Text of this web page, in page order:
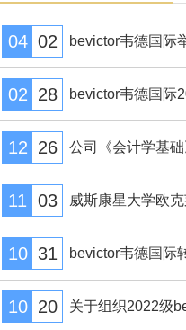
04 02 bevictor韦德国际
02 28 bevictor韦德国际
12 26 公司《会计学基
11 03 威斯康星大学欧
10 31 bevictor韦德国际
10 20 关于组织2022级